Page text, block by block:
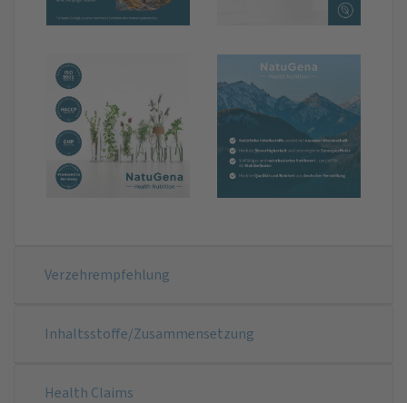
Verzehrempfehlung
Inhaltsstoffe/Zusammensetzung
Health Claims